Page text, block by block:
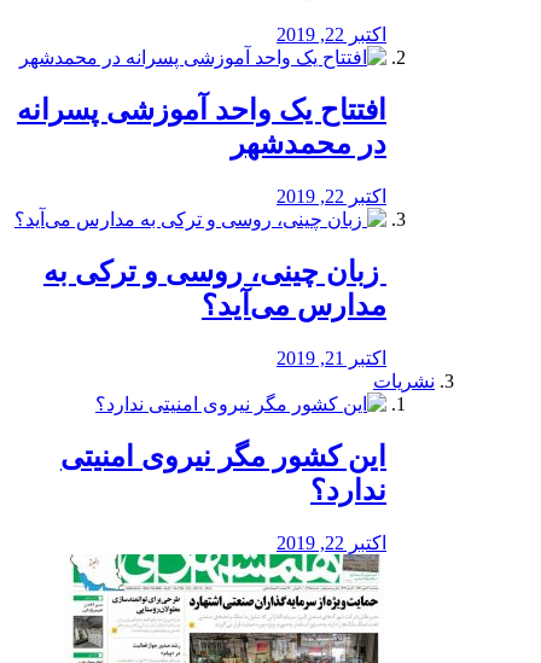
اکتبر 22, 2019
افتتاح یک واحد آموزشی پسرانه
در محمدشهر
اکتبر 22, 2019
️ زبان چینی، روسی و ترکی به
مدارس می‌آید؟
اکتبر 21, 2019
نشریات
این کشور مگر نیروی امنیتی
ندارد؟
اکتبر 22, 2019